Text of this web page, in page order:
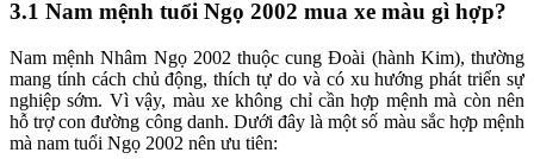
3.1 Nam mệnh tuổi Ngọ 2002 mua xe màu gì hợp?
Nam mệnh Nhâm Ngọ 2002 thuộc cung Đoài (hành Kim), thường
mang tính cách chủ động, thích tự do và có xu hướng phát triển sự
nghiệp sớm. Vì vậy, màu xe không chỉ cần hợp mệnh mà còn nên
hỗ trợ con đường công danh. Dưới đây là một số màu sắc hợp mệnh
mà nam tuổi Ngọ 2002 nên ưu tiên: